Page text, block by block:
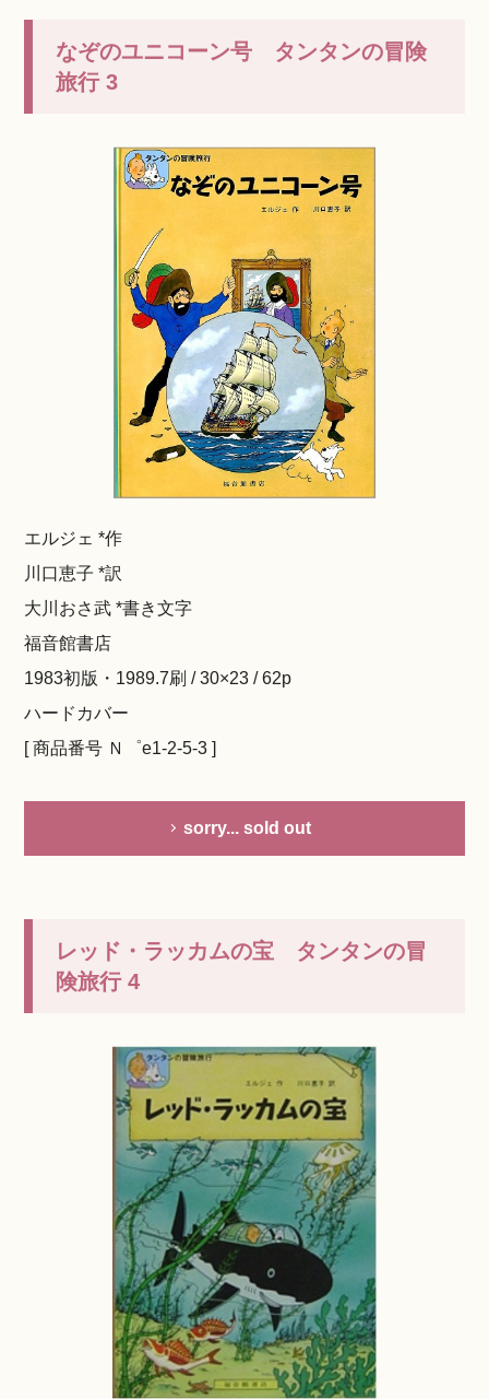
なぞのユニコーン号 タンタンの冒険
旅行 3
エルジェ *作
川口恵子 *訳
大川おさ武 *書き文字
福音館書店
1983初版・1989.7刷 / 30×23 / 62p
ハードカバー
[ 商品番号 Ｎ゜e1-2-5-3 ]
sorry... sold out
レッド・ラッカムの宝 タンタンの冒
険旅行 4